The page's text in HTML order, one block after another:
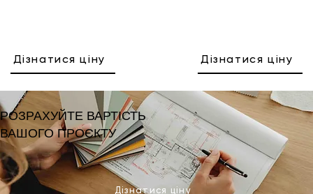
Дізнатися ціну Дізнатися ціну
РОЗРАХУЙТЕ ВАРТІСТЬ
ВАШОГО ПРОЄКТУ
Дізнатися ціну